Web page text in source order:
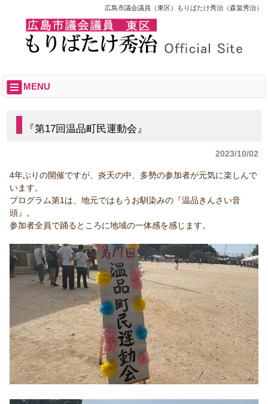
広島市議会議員（東区）もりばたけ秀治（森畠秀治）
MENU
『第17回温品町民運動会』
2023/10/02
4年ぶりの開催ですが、炎天の中、多勢の参加者が元気に楽しんで
います。
プログラム第1は、地元ではもうお馴染みの『温品きんさい音
頭』。
参加者全員で踊るところに地域の一体感を感じます。